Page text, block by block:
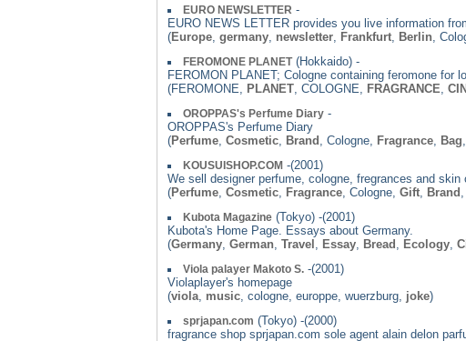
EURO NEWSLETTER -
EURO NEWS LETTER provides you live information
(Europe germany newsletter Frankfurt Berlin ,
FEROMONE PLANET(Hokkaido) -
FEROMON PLANET; Cologne containing feromone for
(FEROMONE,
PLANET , COLOGNE, FRAGRANCE
OROPPAS's Perfume Diary -
OROPPAS's Perfume Diary
(Perfume Cosmetic Brand , Cologne, Fragrance Bag
KOUSUISHOP.COM -(2001)
We sell designer perfume, cologne, fregrances and
(Perfume Cosmetic Fragrance , Cologne, Gift Brand
Kubota Magazine (Tokyo) -(2001)
Kubota's Home Page. Essays about Germany.
(Germany German Travel Essay Bread Ecology
Viola palayer Makoto S. -(2001)
Violaplayer's homepage
(viola music , cologne, europpe, wuerzburg, joke)
sprjapan.com (Tokyo) -(2000)
fragrance shop sprjapan.com sole agent alain delon